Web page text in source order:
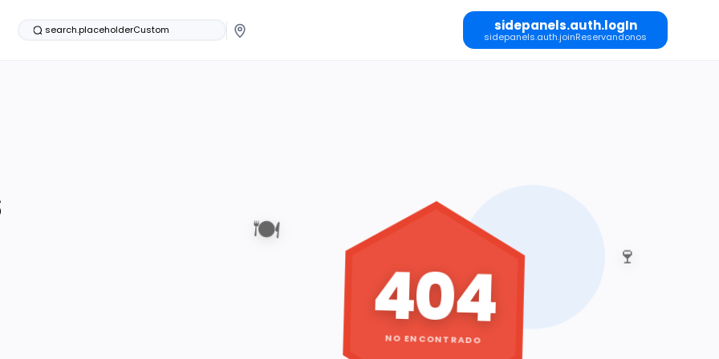
search.placeholderCustom sidepanels.auth.logIn
sidepanels.auth.joinReservandonos
🍽️
🍷
404
NO ENCONTRADO